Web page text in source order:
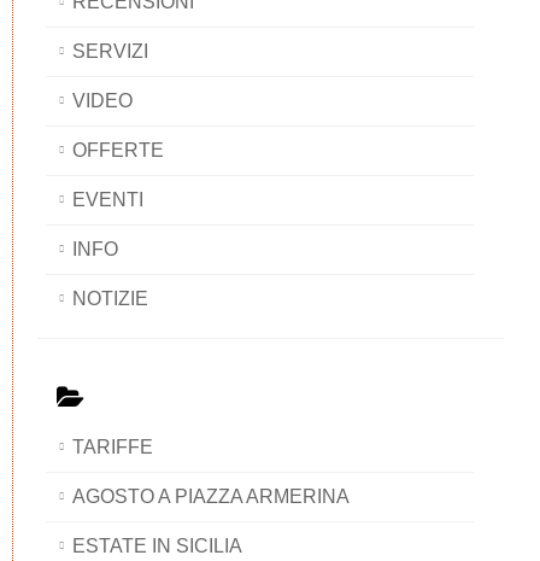
SERVIZI
VIDEO
OFFERTE
EVENTI
INFO
NOTIZIE
TARIFFE
AGOSTO A PIAZZA ARMERINA
ESTATE IN SICILIA